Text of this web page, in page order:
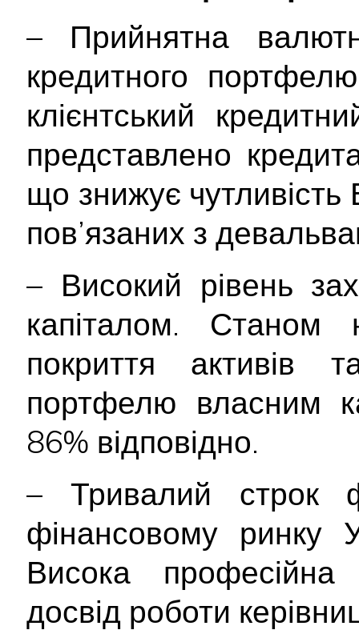
– Прийнятна
кредитного
клієнтський
представлено
що знижує чутливість
пов’язаних з
– Високий рівень
капіталом.
покриття активів
портфелю власним
86% відповідно.
– Тривалий строк
фінансовому ринку
Висока професійна
досвід роботи